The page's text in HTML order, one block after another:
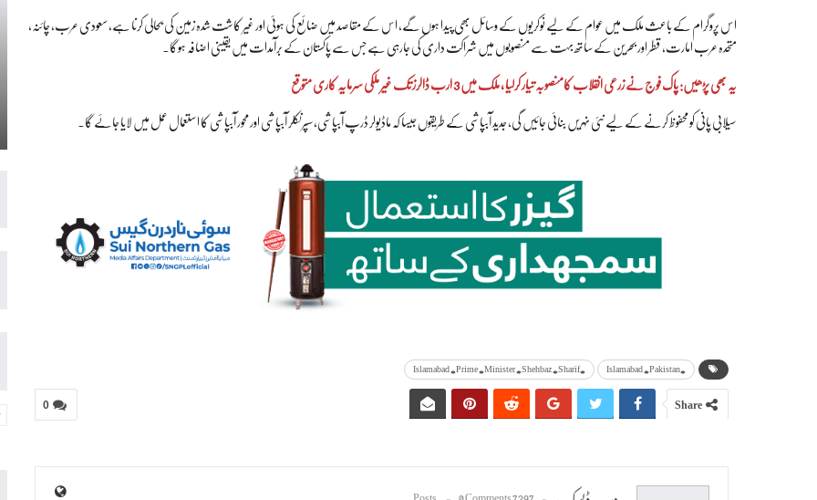
اس پروگرام کے باعث ملک میں عوام کے لیے نوکریوں کے وسائل بھی پیدا ہوں گے، اس کے مقاصد میں ضائع کی ہوئی اور غیر کاشت شدہ زمین کی بحالی کرنا ہے، سعودی عرب، چائنہ،
متحدہ عرب امارت، قطر اور بحرین کے ساتھ بہت سے منصوبوں میں شراکت داری کی جارہی ہے جس سے پاکستان کے برآمدات میں یقینی اضافہ ہوگا۔
یہ بھی پڑھیں:پاک فوج نے زرعی انقلاب کامنصوبہ تیار کرلیا ، ملک میں 3 ارب ڈالرز تک غیر ملکی سرمایہ کاری متوقع
سیلابی پانی کو محفوظ کرنے کے لیے نئی نہریں بنائی جائیں گی، جدید آبپاشی کے طریقوں جیسا کہ ماڈیولر ڈرپ آبپاشی، سپرنکلر آبپاشی اور محور آبپاشی کا استعمال عمل میں لایا جائے گا۔
#Islamabad #Prime #Minister #Shehbaz #Sharif
0 Share
7297 Posts
0 Comments